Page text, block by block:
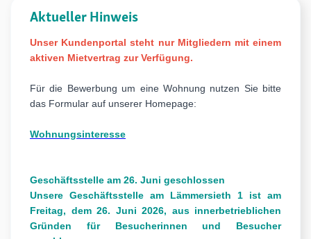
Aktueller Hinweis
Unser Kundenportal steht nur Mitgliedern mit einem
aktiven Mietvertrag zur Verfügung.
Für die Bewerbung um eine Wohnung nutzen Sie bitte
das Formular auf unserer Homepage:
Wohnungsinteresse
Geschäftsstelle am 26. Juni geschlossen
Unsere Geschäftsstelle am Lämmersieth 1 ist am
Freitag, dem 26. Juni 2026, aus innerbetrieblichen
Gründen für Besucherinnen und Besucher